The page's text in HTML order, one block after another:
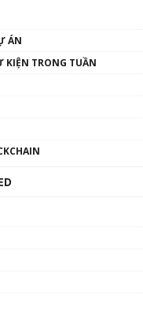
ÁN
KIỆN TRONG TUẦN